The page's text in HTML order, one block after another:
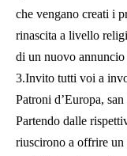
che vengano creati i
rinascita a livello
di un nuovo annuncio
3.Invito tutti voi a
Patroni d’Europa,
Partendo dalle
riuscirono a offrire un